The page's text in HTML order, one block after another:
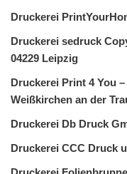
Druckerei
Druckerei sedruck
04229 Leipzig
Druckerei Print 4 You
Weißkirchen an der
Druckerei Db Druck
Druckerei CCC Druck